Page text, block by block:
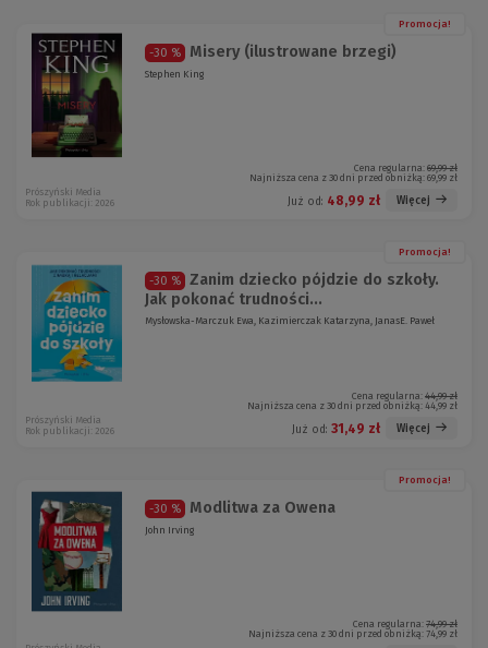
Promocja!
-30 % Misery (ilustrowane brzegi)
Stephen King
Cena regularna: 69,99 zł
Najniższa cena z 30 dni przed obniżką: 69,99 zł
Już od: 48,99 zł Więcej
Prószyński Media
Rok publikacji: 2026
Promocja!
-30 %
Zanim dziecko pójdzie do szkoły.
Jak pokonać trudności...
Mysłowska-Marczuk Ewa, Kazimierczak Katarzyna, JanasE. Paweł
Cena regularna: 44,99 zł
Najniższa cena z 30 dni przed obniżką: 44,99 zł
Już od: 31,49 zł Więcej
Prószyński Media
Rok publikacji: 2026
Promocja!
-30 % Modlitwa za Owena
John Irving
Cena regularna: 74,99 zł
Najniższa cena z 30 dni przed obniżką: 74,99 zł